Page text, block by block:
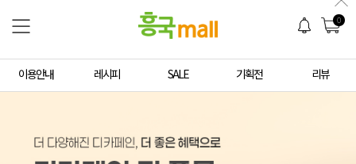
0
이용안내 레시피 SALE 기획전 리뷰